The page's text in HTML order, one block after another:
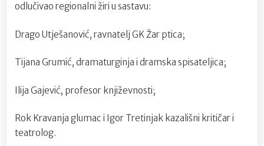
odlučivao regionalni žiri u sastavu:
Drago Utješanović, ravnatelj GK Žar ptica;
Tijana Grumić, dramaturginja i dramska spisateljica;
Ilija Gajević, profesor književnosti;
Rok Kravanja glumac i Igor Tretinjak kazališni kritičar i
teatrolog.